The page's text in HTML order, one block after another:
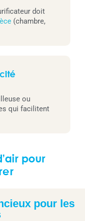
doit
(chambre,
ou
qui facilitent
pour
pour les